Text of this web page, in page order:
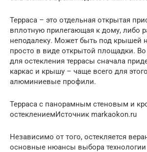
Терраса – это отдельная открытая
вплотную прилегающая к дому, либо
неподалеку. Может быть под крышей
просто в виде открытой площадки.
для остекления террасы сначала
каркас и крышу – чаще всего для
алюминиевые профили.
Терраса с панорамным стеновым и
остеклениемИсточник markaokon.ru
Независимо от того, остекляется
основные нюансы выбора технологии